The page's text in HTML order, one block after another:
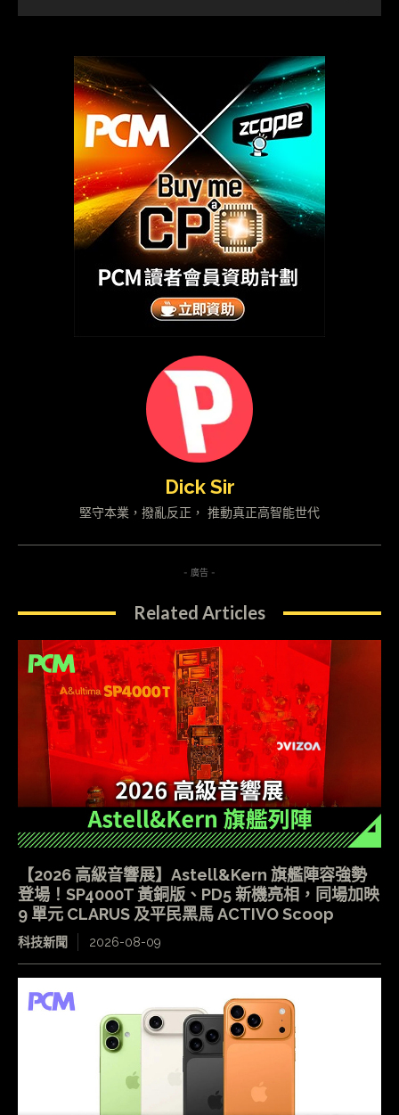
Dick Sir
堅守本業，撥亂反正， 推動真正高智能世代
- 廣告 -
Related Articles
【2026 高級音響展】Astell&Kern 旗艦陣容強勢
登場！SP4000T 黃銅版、PD5 新機亮相，同場加映
9 單元 CLARUS 及平民黑馬 ACTIVO Scoop
科技新聞 2026-08-09